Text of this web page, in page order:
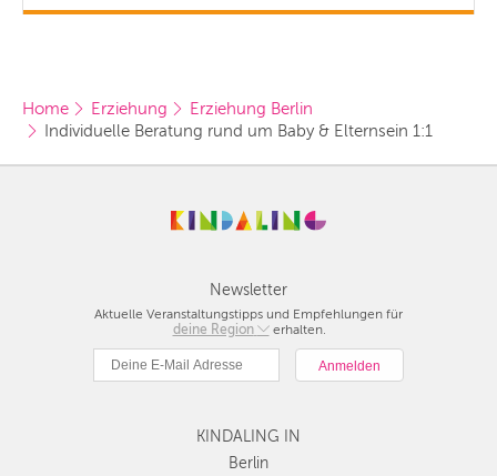
Home Erziehung
Erziehung Berlin
Individuelle Beratung rund um Baby & Elternsein 1:1
Newsletter
Aktuelle Veranstaltungstipps und Empfehlungen für
deine Region
Berlin
München
Hamburg
Köln
Düsseldorf
erhalten.
KINDALING IN
Berlin